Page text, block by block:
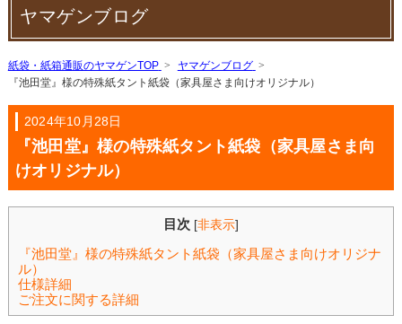
ヤマゲンブログ
紙袋・紙箱通販のヤマゲンTOP
ヤマゲンブログ
『池田堂』様の特殊紙タント紙袋（家具屋さま向けオリジナル）
2024年10月28日
『池田堂』様の特殊紙タント紙袋（家具屋さま向
けオリジナル）
目次 [非表示]
『池田堂』様の特殊紙タント紙袋（家具屋さま向けオリジナ
ル）
仕様詳細
ご注文に関する詳細